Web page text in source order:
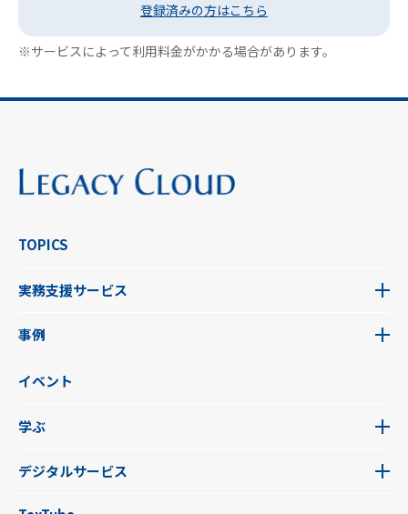
登録済みの方はこちら
※サービスによって利用料金がかかる場合があります。
TOPICS
実務支援サービス
事例
イベント
学ぶ
デジタルサービス